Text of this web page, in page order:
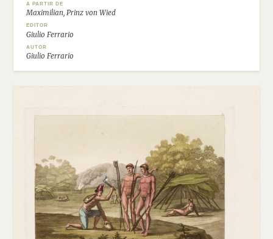
A PARTIR DE
Maximilian, Prinz von Wied
EDITOR
Giulio Ferrario
AUTOR
Giulio Ferrario